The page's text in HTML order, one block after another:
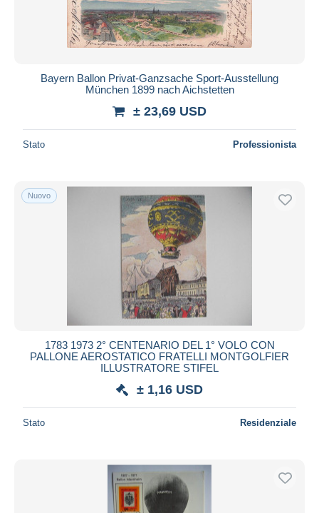
Bayern Ballon Privat-Ganzsache Sport-Ausstellung
München 1899 nach Aichstetten
± 23,69 USD
Stato Professionista
Nuovo
1783 1973 2° CENTENARIO DEL 1° VOLO CON
PALLONE AEROSTATICO FRATELLI MONTGOLFIER
ILLUSTRATORE STIFEL
± 1,16 USD
Stato Residenziale